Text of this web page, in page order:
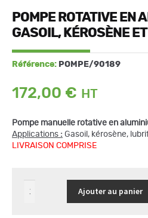
POMPE ROTATIVE EN
GASOIL, KÉROSÈNE
Référence: POMPE/90189
172,00 €
Pompe manuelle rotative en
Applications : Gasoil, kérosène,
LIVRAISON COMPRISE
quantité
de
Ajouter au panier